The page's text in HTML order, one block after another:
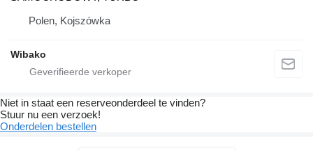
Polen, Kojszówka
Wibako
Niet in staat een reserveonderdeel te vinden?
Stuur nu een verzoek!
Onderdelen bestellen